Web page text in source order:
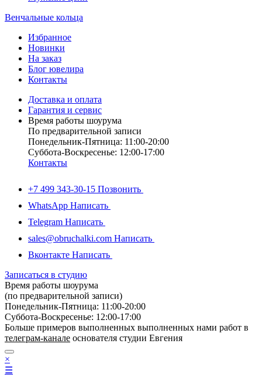
Венчальные кольца
Избранное
Новинки
На заказ
Блог ювелира
Контакты
Доставка и оплата
Гарантия и сервис
Время работы шоурума
По предварительной записи
Понедельник-Пятница: 11:00-20:00
Суббота-Bоcкресенье: 12:00-17:00
Контакты
+7 499 343-30-15 Позвонить
WhatsApp Написать
Telegram Написать
sales@obruchalki.com Написать
Вконтакте Написать
Записаться в студию
Время работы шоурума
(по предварительной записи)
Понедельник-Пятница: 11:00-20:00
Суббота-Bоcкресенье: 12:00-17:00
Больше примеров выполненных выполненных нами работ в
телеграм-канале основателя студии Евгения
×
☰